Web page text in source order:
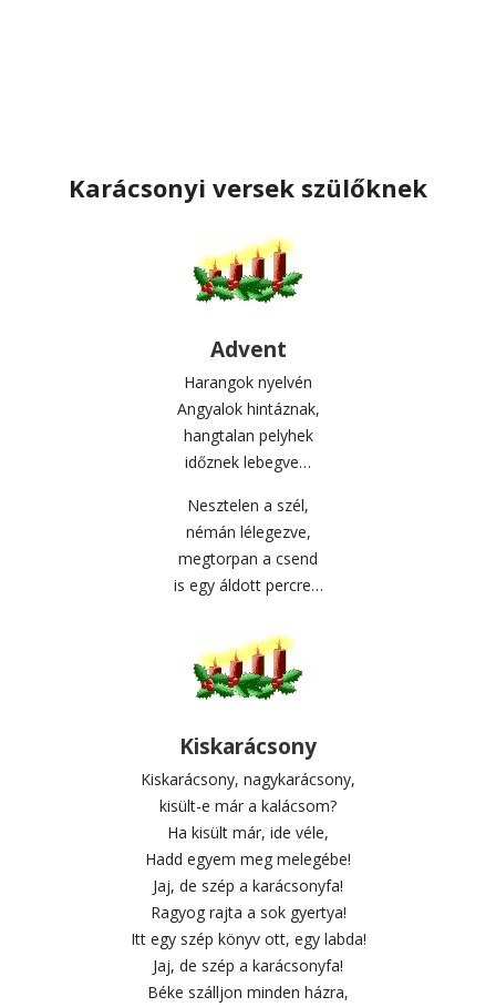
Karácsonyi versek szülőknek
Advent
Harangok nyelvén
Angyalok hintáznak,
hangtalan pelyhek
időznek lebegve…
Nesztelen a szél,
némán lélegezve,
megtorpan a csend
is egy áldott percre…
Kiskarácsony
Kiskarácsony, nagykarácsony,
kisült-e már a kalácsom?
Ha kisült már, ide véle,
Hadd egyem meg melegébe!
Jaj, de szép a karácsonyfa!
Ragyog rajta a sok gyertya!
Itt egy szép könyv ott, egy labda!
Jaj, de szép a karácsonyfa!
Béke szálljon minden házra,